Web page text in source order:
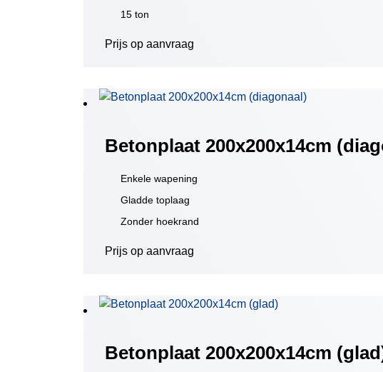
15 ton
Prijs op aanvraag
Betonplaat 200x200x14cm
Enkele wapening
Gladde toplaag
Zonder hoekrand
Prijs op aanvraag
Betonplaat 200x200x14cm